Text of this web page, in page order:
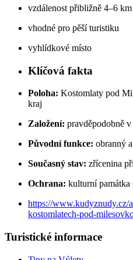
vzdálenost přibližně 4–6 km
vhodné pro pěší turistiku
vyhlídkové místo
Klíčová fakta
Poloha: Kostomlaty pod
kraj
Založení: pravděpodobně
Původní funkce: obranný
Současný stav: zřícenina
Ochrana: kulturní
https://www.kudyznudy.cz/
kostomlatech-pod-
Turistické informace